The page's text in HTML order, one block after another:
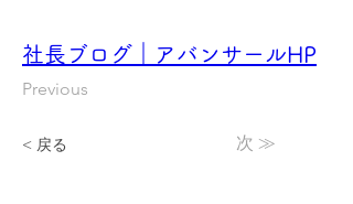
社長ブログ｜アバンサールHP
Previous
< 戻る 次 ≫